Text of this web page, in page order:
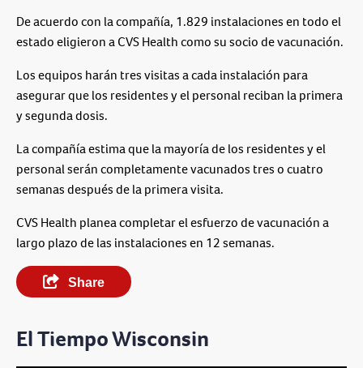
De acuerdo con la compañía, 1.829 instalaciones en todo el
estado eligieron a CVS Health como su socio de vacunación.
Los equipos harán tres visitas a cada instalación para
asegurar que los residentes y el personal reciban la primera
y segunda dosis.
La compañía estima que la mayoría de los residentes y el
personal serán completamente vacunados tres o cuatro
semanas después de la primera visita.
CVS Health planea completar el esfuerzo de vacunación a
largo plazo de las instalaciones en 12 semanas.
Share
El Tiempo Wisconsin